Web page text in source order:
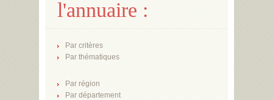
l'annuaire :
Par critères
Par thématiques
Par région
Par département